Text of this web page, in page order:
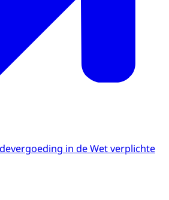
in de Wet verplichte